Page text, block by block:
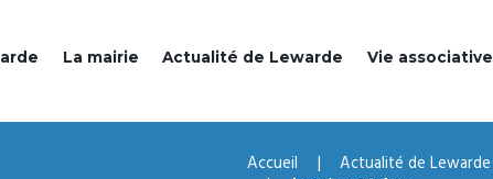
La mairie Actualité de Lewarde Vie associative
Accueil Actualité de Lewarde